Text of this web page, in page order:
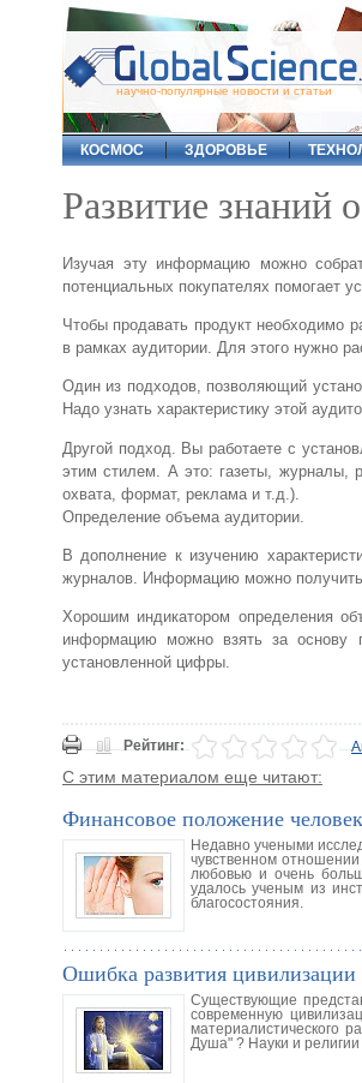
научно-популярные новости и статьи
КОСМОС
ЗДОРОВЬЕ
Развитие знаний
Изучая эту информацию можно
потенциальных покупателях помогает
Чтобы продавать продукт необходимо
в рамках аудитории. Для этого нужно
Один из подходов, позволяющий
Надо узнать характеристику этой
Другой подход. Вы работаете с
этим стилем. А это: газеты, журналы,
охвата, формат, реклама и т.д.).
Определение объема аудитории.
В дополнение к изучению
журналов. Информацию можно
Хорошим индикатором определения
информацию можно взять за основу
установленной цифры.
Рейтинг:
С этим материалом еще читают:
Финансовое положение
Недавно учеными
чувственном
любовью и очень
удалось ученым из
благосостояния.
Ошибка развития цивилизации
Существующие
современную
материалистического
Душа" ? Науки и